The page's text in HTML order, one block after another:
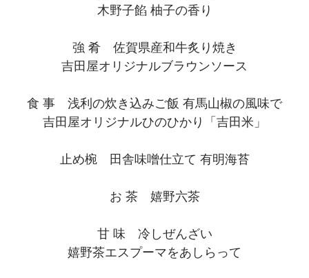
木野子餡 柚子の香り
強 肴 佐賀県産和牛炙り焼き
吉田屋オリジナルブラウンソース
食 事 浅利の炊き込みご飯 有馬山椒の風味で
吉田屋オリジナルひのひかり「吉田米」
止め椀 田舎味噌仕立て 有明海苔
お 茶 嬉野六茶
甘 味 冷しぜんざい
嬉野茶エスプーマをあしらって